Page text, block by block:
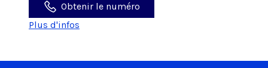
Obtenir le numéro
Plus d'infos